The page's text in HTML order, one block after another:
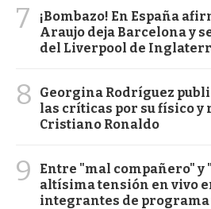
7
¡Bombazo! En España
Araujo deja Barcelona y
del Liverpool de
8
Georgina Rodríguez
las críticas por su físico y
Cristiano Ronaldo
9
Entre "mal compañero" y
altísima tensión en vivo
integrantes de